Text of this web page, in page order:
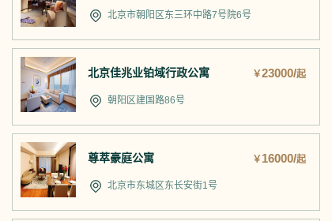
北京市朝阳区东三环中路7号院6号
北京佳兆业铂域行政公寓 ￥23000/起
朝阳区建国路86号
尊萃豪庭公寓 ￥ 16000/起
北京市东城区东长安街1号